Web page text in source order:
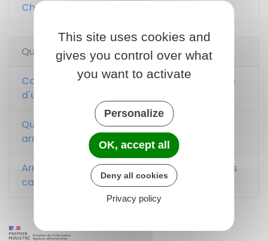
Chasse
Questions ? Réponses !
Comment faire si l'on trouve ou si l'on hérite
d'une arme ?
Que faire en cas de vol ou de perte d'une
arme ?
Armes : à quoi correspondent les différentes
catégories ?
This site uses cookies and
gives you control over what
you want to activate
Personalize
OK, accept all
Deny all cookies
Privacy policy